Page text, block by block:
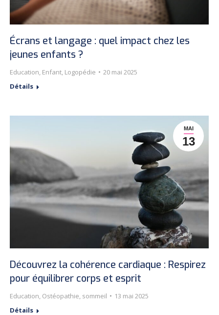
Écrans et langage : quel impact chez les
jeunes enfants ?
Education, Enfant, Logopédie
20 mai 2025
Détails
MAI
13
Découvrez la cohérence cardiaque : Respirez
pour équilibrer corps et esprit
Education, Ostéopathie, sommeil
13 mai 2025
Détails